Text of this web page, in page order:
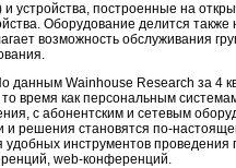
устройства, построенные на
Оборудование делится
возможность обслуживания
Wainhouse Research за 4
время как персональным
с абонентским и сетевым
и решения становятся по-
инструментов
web-конференций.